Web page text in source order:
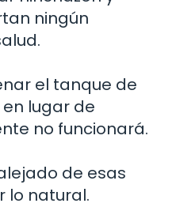
ningún
el tanque de
lugar de
no funcionará.
de esas
lo natural.